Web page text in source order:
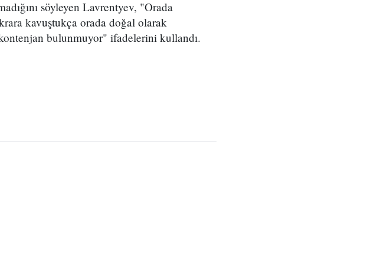
söyleyen Lavrentyev, "Orada
kavuştukça orada doğal olarak
bulunmuyor" ifadelerini kullandı.